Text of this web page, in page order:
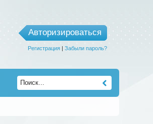
Авторизироваться
Регистрация| Забыли пароль?